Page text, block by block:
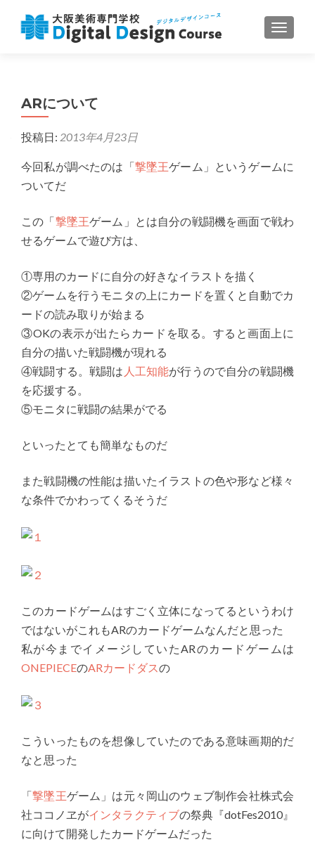
ナビゲ
ARについて
投稿日: 2013年4月23日
今回私が調べたのは「撃墜王ゲーム」というゲームに
ついてだ
この「撃墜王ゲーム」とは自分の戦闘機を画面で戦わ
せるゲームで遊び方は、
①専用のカードに自分の好きなイラストを描く
②ゲームを行うモニタの上にカードを置くと自動でカ
ードの読み取りが始まる
③OKの表示が出たらカードを取る。すると画面上に
自分の描いた戦闘機が現れる
④戦闘する。戦闘は 人工知能が行うので自分の戦闘機
を応援する。
⑤モニタに戦闘の結果がでる
といったとても簡単なものだ
また戦闘機の性能は描いたイラストの色や形など様々
な条件でかわってくるそうだ
このカードゲームはすごく立体になってるというわけ
ではないがこれもARのカードゲームなんだと思った
私が今までイメージしていたARのカードゲームは
ONEPIECEのARカードダスの
こういったものを想像していたのである意味画期的だ
なと思った
「撃墜王ゲーム」は元々岡山のウェブ制作会社株式会
社ココノヱがインタラクティブの祭典『dotFes2010』
に向けて開発したカードゲームだった